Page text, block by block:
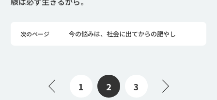
次のページ 今の悩みは、社会に出てからの肥やし
1 2 3